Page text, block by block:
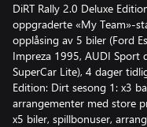
DiRT Rally 2.0 Deluxe
oppgraderte «My Team»-
opplåsing av 5 biler (Ford
Impreza 1995, AUDI Sport
SuperCar Lite), 4 dager
Edition: Dirt sesong 1: x3
arrangementer med store
x5 biler, spillbonuser,